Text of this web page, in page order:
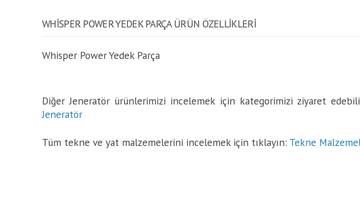
WHISPER POWER YEDEK PARÇA ÜRÜN ÖZELLİKLERİ
Whisper Power Yedek Parça
Diğer Jeneratör ürünlerimizi incelemek için kategorimizi ziyaret
Jeneratör
Tüm tekne ve yat malzemelerini incelemek için tıklayın: Tekne